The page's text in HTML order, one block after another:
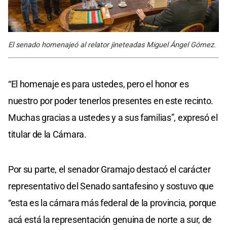
El senado homenajeó al relator jineteadas Miguel Ángel Gómez.
“El homenaje es para ustedes, pero el honor es
nuestro por poder tenerlos presentes en este recinto.
Muchas gracias a ustedes y a sus familias”, expresó el
titular de la Cámara.
Por su parte, el senador Gramajo destacó el carácter
representativo del Senado santafesino y sostuvo que
“esta es la cámara más federal de la provincia, porque
acá está la representación genuina de norte a sur, de